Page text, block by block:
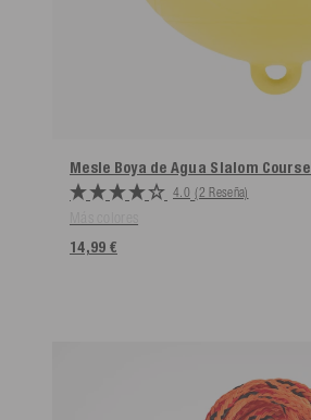
Mesle Boya de Agua Slalom Course
4.0 (2 Reseña)
14,99 €